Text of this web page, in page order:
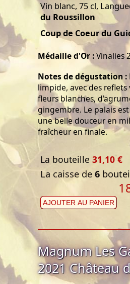
Vin blanc, 75 cl,
du Roussillon
Coup de Coeur du
Médaille d'Or :Vinalies
Notes de dégustation :
limpide, avec des
fleurs blanches,
gingembre. Le palais
une belle douceur en
fraîcheur en finale.
La bouteille 31,10 €
La caisse de 6
AJOUTER AU PANIER
Magnum Les
2021 Château